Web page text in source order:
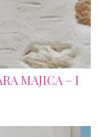
MAJICA – I